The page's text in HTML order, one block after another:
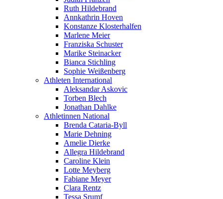
Ruth Hildebrand
Annkathrin Hoven
Konstanze Klosterhalfen
Marlene Meier
Franziska Schuster
Marike Steinacker
Bianca Stichling
Sophie Weißenberg
Athleten International
Aleksandar Askovic
Torben Blech
Jonathan Dahlke
Athletinnen National
Brenda Cataria-Byll
Marie Dehning
Amelie Dierke
Allegra Hildebrand
Caroline Klein
Lotte Meyberg
Fabiane Meyer
Clara Rentz
Tessa Srumf